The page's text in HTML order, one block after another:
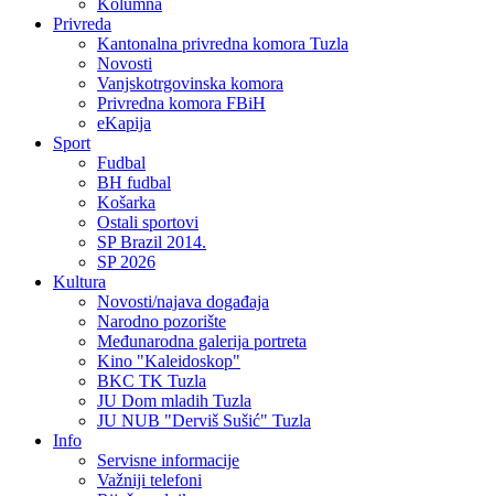
Privreda
Kantonalna privredna komora Tuzla
Novosti
Vanjskotrgovinska komora
Privredna komora FBiH
eKapija
Sport
Fudbal
BH fudbal
Košarka
Ostali sportovi
SP Brazil 2014.
SP 2026
Kultura
Novosti/najava događaja
Narodno pozorište
Međunarodna galerija portreta
Kino "Kaleidoskop"
BKC TK Tuzla
JU Dom mladih Tuzla
JU NUB "Derviš Sušić" Tuzla
Info
Servisne informacije
Važniji telefoni